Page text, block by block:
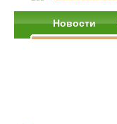
Новости